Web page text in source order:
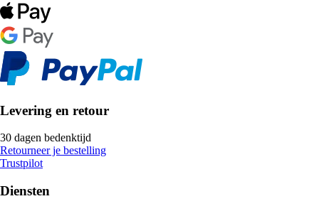
Levering en retour
30 dagen bedenktijd
Retourneer je bestelling
Trustpilot
Diensten